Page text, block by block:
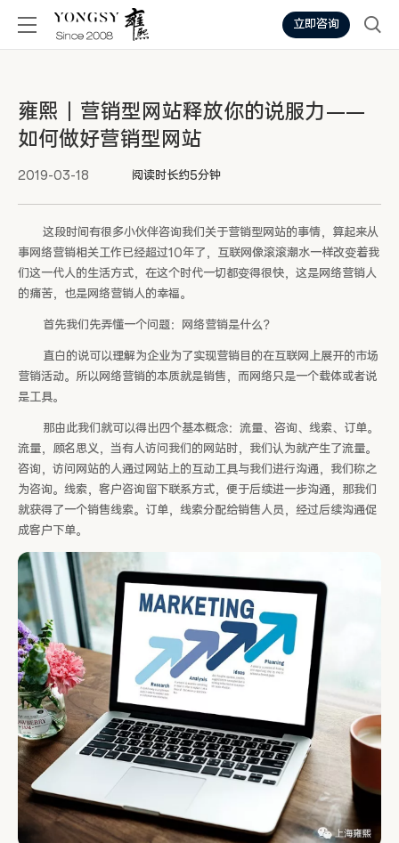
立即咨询
雍熙丨营销型网站释放你的说服力——
如何做好营销型网站
2019-03-18 阅读时长约5分钟
这段时间有很多小伙伴咨询我们关于营销型网站的事情，算起来从
事网络营销相关工作已经超过10年了，互联网像滚滚潮水一样改变着我
们这一代人的生活方式，在这个时代一切都变得很快，这是网络营销人
的痛苦，也是网络营销人的幸福。
首先我们先弄懂一个问题：网络营销是什么？
直白的说可以理解为企业为了实现营销目的在互联网上展开的市场
营销活动。所以网络营销的本质就是销售，而网络只是一个载体或者说
是工具。
那由此我们就可以得出四个基本概念：流量、咨询、线索、订单。
流量，顾名思义，当有人访问我们的网站时，我们认为就产生了流量。
咨询，访问网站的人通过网站上的互动工具与我们进行沟通，我们称之
为咨询。线索，客户咨询留下联系方式，便于后续进一步沟通，那我们
就获得了一个销售线索。订单，线索分配给销售人员，经过后续沟通促
成客户下单。